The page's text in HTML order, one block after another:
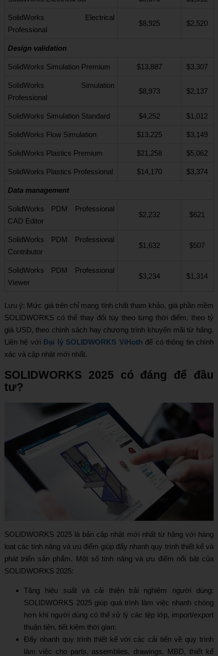
SolidWorks Electrical
Professional
$8,925 $2,520
Design validation
SolidWorks Simulation Premium $13,887 $3,307
SolidWorks Simulation
Professional
$8,973 $2,137
SolidWorks Simulation Standard $4,252 $1,012
SolidWorks Flow Simulation $13,225 $3,149
SolidWorks Plastics Premium $21,258 $5,062
SolidWorks Plastics Professional $14,170 $3,374
Data management
SolidWorks PDM Professional
CAD Editor
$2,232 $621
SolidWorks PDM Professional
Contributor
$1,632 $507
SolidWorks PDM Professional
Viewer
$3,234 $1,314
Lưu ý: Mức giá trên chỉ mang tính chất tham khảo, giá phần mềm
SOLIDWORKS có thể thay đổi tùy theo từng thời điểm, theo tỷ
giá USD, theo chính sách hay chương trình khuyến mãi từ hãng.
Liên hệ vớiĐại lý SOLIDWORKS ViHoth để có thông tin chính
xác và cập nhật mới nhất.
SOLIDWORKS 2025 có đáng để đầu
tư?
SOLIDWORKS 2025 là bản cập nhật mới nhất từ hãng với hàng
loạt các tính năng và ưu điểm giúp đẩy nhanh quy trình thiết kế và
phát triển sản phẩm. Một số tính năng và ưu điểm nổi bật của
SOLIDWORKS 2025:
Tăng hiệu suất và cải thiện trải nghiệm người dùng:
SOLIDWORKS 2025 giúp quá trình làm việc nhanh chóng
hơn khi người dùng có thể xử lý các tệp lớp, import/export
thuận tiện, tiết kiệm thời gian:
Đẩy nhanh quy trình thiết kế với các cải tiến về quy trình
làm việc cho parts, assemblies, drawings, MBD, thiết kế